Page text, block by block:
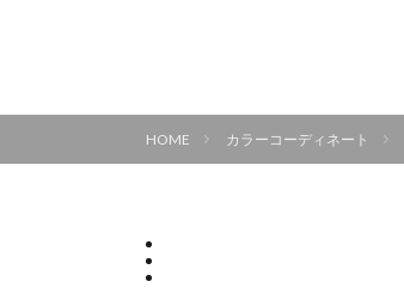
HOME カラーコーディネート